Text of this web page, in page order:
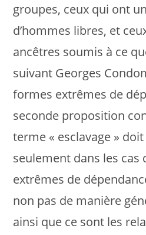
groupes, ceux qui ont
d’hommes libres, et
ancêtres soumis à ce
suivant Georges
formes extrêmes de
seconde proposition
terme « esclavage »
seulement dans les cas
extrêmes de
non pas de manière
ainsi que ce sont les